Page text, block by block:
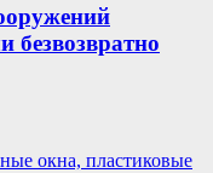
безвозвратно
окна, пластиковые